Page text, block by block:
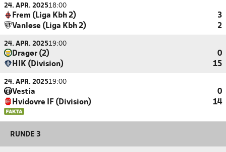
24. APR. 202518:00
Frem (Liga Kbh 2)
3
Vanløse (Liga Kbh 2)
2
24. APR. 202519:00
Dragør (2)
0
HIK (Division)
15
24. APR. 202519:00
Vestia
0
Hvidovre IF (Division)
14
RUNDE 3